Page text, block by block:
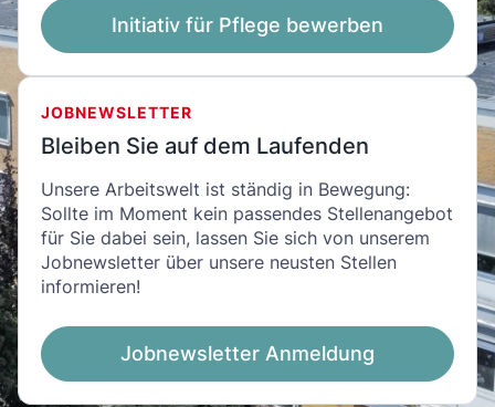
Initiativ für Pflege bewerben
JOBNEWSLETTER
Bleiben Sie auf dem Laufenden
Unsere Arbeitswelt ist ständig in Bewegung:
Sollte im Moment kein passendes Stellenangebot
für Sie dabei sein, lassen Sie sich von unserem
Jobnewsletter über unsere neusten Stellen
informieren!
Jobnewsletter Anmeldung